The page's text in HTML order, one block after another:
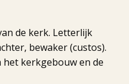
de kerk. Letterlijk
bewaker (custos).
het kerkgebouw en de